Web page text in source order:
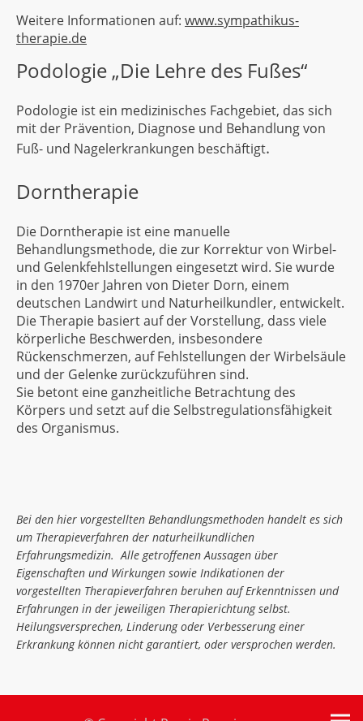
Weitere Informationen auf: www.sympathikus-
therapie.de
Podologie „Die Lehre des Fußes“
Podologie ist ein medizinisches Fachgebiet, das sich
mit der Prävention, Diagnose und Behandlung von
Fuß- und Nagelerkrankungen beschäftigt.
Dorntherapie
Die Dorntherapie ist eine manuelle
Behandlungsmethode, die zur Korrektur von Wirbel-
und Gelenkfehlstellungen eingesetzt wird. Sie wurde
in den 1970er Jahren von Dieter Dorn, einem
deutschen Landwirt und Naturheilkundler, entwickelt.
Die Therapie basiert auf der Vorstellung, dass viele
körperliche Beschwerden, insbesondere
Rückenschmerzen, auf Fehlstellungen der Wirbelsäule
und der Gelenke zurückzuführen sind.
Sie betont eine ganzheitliche Betrachtung des
Körpers und setzt auf die Selbstregulationsfähigkeit
des Organismus.
Bei den hier vorgestellten Behandlungsmethoden handelt es sich
um Therapieverfahren der naturheilkundlichen
Erfahrungsmedizin. Alle getroffenen Aussagen über
Eigenschaften und Wirkungen sowie Indikationen der
vorgestellten Therapieverfahren beruhen auf Erkenntnissen und
Erfahrungen in der jeweiligen Therapierichtung selbst.
Heilungsversprechen, Linderung oder Verbesserung einer
Erkrankung können nicht garantiert, oder versprochen werden.